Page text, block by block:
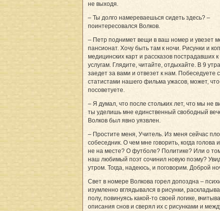
не выходя.
– Ты долго намереваешься сидеть здесь? –
поинтересовался Волков.
– Петр поднимет вещи в ваш номер и увезет
пансионат. Хочу быть там к ночи. Рисунки и
медицинских карт и рассказов пострадавших
услугам. Глядите, читайте, отдыхайте. В 9
заедет за вами и отвезет к нам. Побеседуете
статистами нашего фильма ужасов, может,
посоветуете.
– Я думал, что после стольких лет, что мы не
ты уделишь мне единственный свободный
Волков был явно уязвлен.
– Простите меня, Учитель. Из меня сейчас
собеседник. О чем мне говорить, когда голова
не на месте? О футболе? Политике? Или о
наш любимый поэт сочинил новую поэму?
утром. Тогда, надеюсь, и поговорим. Доброй
Свет в номере Волкова горел допоздна –
изумленно вглядывался в рисунки,
полу, повинуясь какой-то своей логике,
описания снов и сверял их с рисунками и